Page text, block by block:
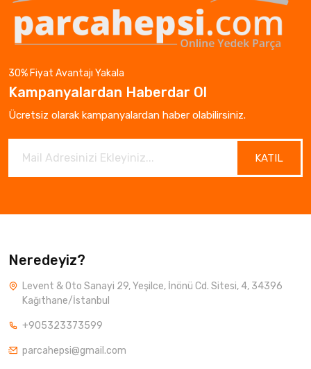
30% Fiyat Avantajı Yakala
Kampanyalardan Haberdar Ol
Ücretsiz olarak kampanyalardan haber olabilirsiniz.
KATIL
Neredeyiz?
Levent & Oto Sanayi 29, Yeşilce, İnönü Cd. Sitesi, 4, 34396
Kağıthane/İstanbul
+905323373599
parcahepsi@gmail.com